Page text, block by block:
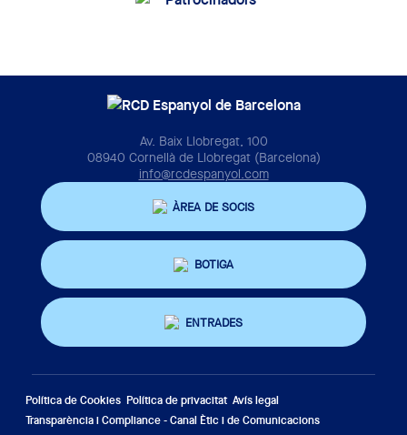
Av. Baix Llobregat, 100
08940 Cornellà de Llobregat (Barcelona)
info@rcdespanyol.com
ÀREA DE SOCIS
BOTIGA
ENTRADES
Política de Cookies Política de privacitat Avís legal
Transparència i Compliance - Canal Ètic i de Comunicacions